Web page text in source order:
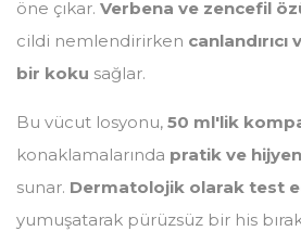
öne çıkar. Verbena ve zencefil
cildi nemlendirirken canlandırıcı
bir koku sağlar.
Bu vücut losyonu, 50 ml'lik
konaklamalarında pratik ve
sunar. Dermatolojik olarak test
yumuşatarak pürüzsüz bir his